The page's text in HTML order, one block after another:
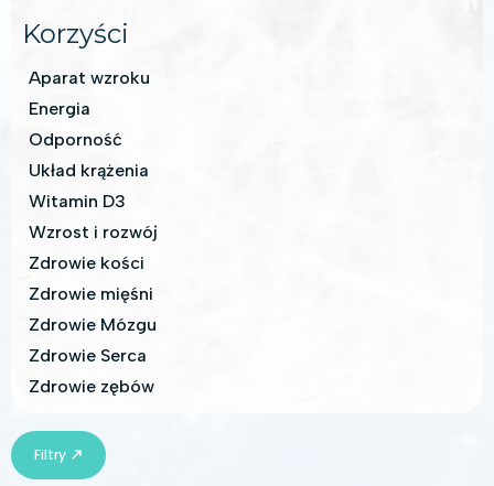
Korzyści
Aparat wzroku
Energia
Odporność
Układ krążenia
Witamin D3
Wzrost i rozwój
Zdrowie kości
Zdrowie mięśni
Zdrowie Mózgu
Zdrowie Serca
Zdrowie zębów
Filtry